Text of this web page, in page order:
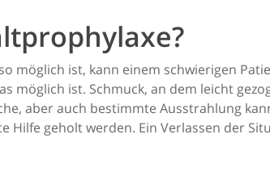
möglich ist, kann einem schwierigen
möglich ist. Schmuck, an dem leicht
aber auch bestimmte Ausstrahlung
Hilfe geholt werden. Ein Verlassen der